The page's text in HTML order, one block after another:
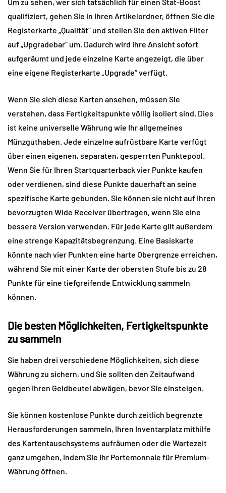
qualifiziert, gehen Sie in Ihren Artikelordner, öffnen Sie die
Registerkarte „Qualität“ und stellen Sie den aktiven Filter
auf „Upgradebar“ um. Dadurch wird Ihre Ansicht sofort
aufgeräumt und jede einzelne Karte angezeigt, die über
eine eigene Registerkarte „Upgrade“ verfügt.
Wenn Sie sich diese Karten ansehen, müssen Sie
verstehen, dass Fertigkeitspunkte völlig isoliert sind. Dies
ist keine universelle Währung wie Ihr allgemeines
Münzguthaben. Jede einzelne aufrüstbare Karte verfügt
über einen eigenen, separaten, gesperrten Punktepool.
Wenn Sie für Ihren Startquarterback vier Punkte kaufen
oder verdienen, sind diese Punkte dauerhaft an seine
spezifische Karte gebunden. Sie können sie nicht auf Ihren
bevorzugten Wide Receiver übertragen, wenn Sie eine
bessere Version verwenden. Für jede Karte gilt außerdem
eine strenge Kapazitätsbegrenzung. Eine Basiskarte
könnte nach vier Punkten eine harte Obergrenze erreichen,
während Sie mit einer Karte der obersten Stufe bis zu 28
Punkte für eine tiefgreifende Entwicklung sammeln
können.
Die besten Möglichkeiten, Fertigkeitspunkte
zu sammeln
Sie haben drei verschiedene Möglichkeiten, sich diese
Währung zu sichern, und Sie sollten den Zeitaufwand
gegen Ihren Geldbeutel abwägen, bevor Sie einsteigen.
Sie können kostenlose Punkte durch zeitlich begrenzte
Herausforderungen sammeln, Ihren Inventarplatz mithilfe
des Kartentauschsystems aufräumen oder die Wartezeit
ganz umgehen, indem Sie Ihr Portemonnaie für Premium-
Währung öffnen.